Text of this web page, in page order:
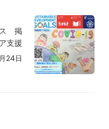
ス 掲
支援
24日